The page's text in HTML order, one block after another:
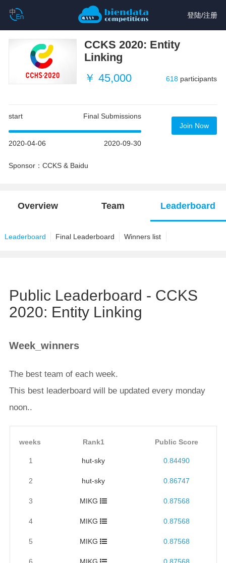
登陆/注册
CCKS 2020: Entity
Linking
￥ 45,000
618 participants
start Final Submissions
2020-04-06 2020-09-30
Sponsor：CCKS & Baidu
Join Now
Overview Team Leaderboard
Leaderboard Final Leaderboard Winners list
Public Leaderboard - CCKS
2020: Entity Linking
Week_winners
The best team of each week.
This best leaderboard will be updated every monday
noon..
weeks Rank1 Public Score
1 hut-sky 0.84490
2 hut-sky 0.86747
3 MIKG 0.87568
4 MIKG 0.87568
5 MIKG 0.87568
6 MIKG 0.87568